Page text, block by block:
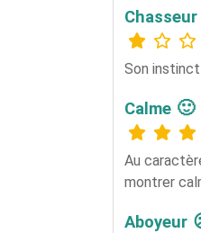
Chasseur
Son
Calme 🙂
Au
montrer
Aboyeur